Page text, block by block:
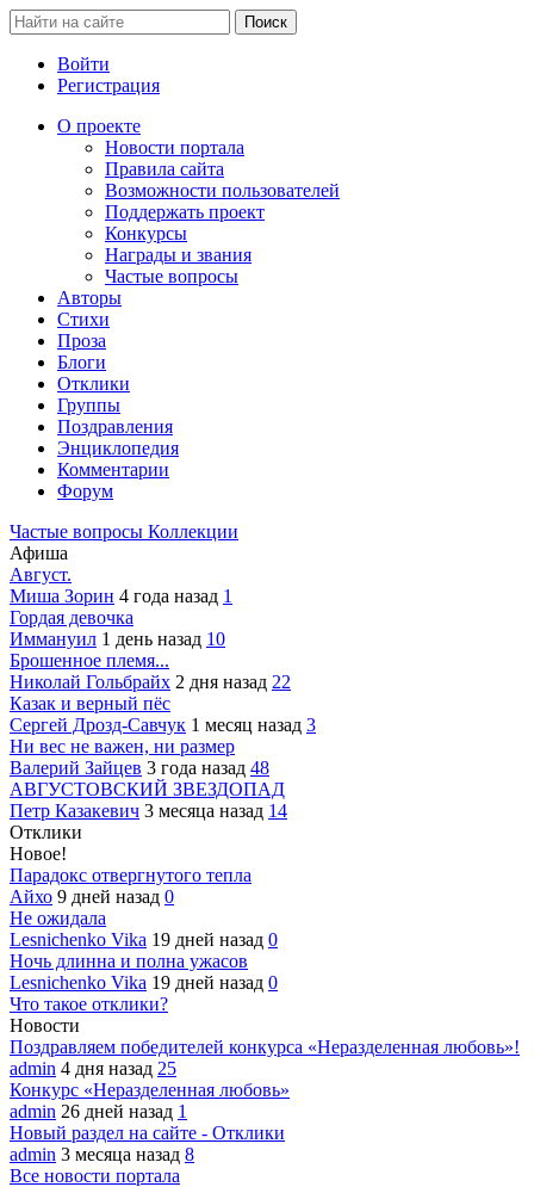
Войти
Регистрация
О проекте
Новости портала
Правила сайта
Возможности пользователей
Поддержать проект
Конкурсы
Награды и звания
Частые вопросы
Авторы
Стихи
Проза
Блоги
Отклики
Группы
Поздравления
Энциклопедия
Комментарии
Форум
Частые вопросы Коллекции
Афиша
Август.
Миша Зорин 4 года назад 1
Гордая девочка
Иммануил 1 день назад 10
Брошенное племя...
Николай Гольбрайх 2 дня назад 22
Казак и верный пёс
Сергей Дрозд-Савчук 1 месяц назад 3
Ни вес не важен, ни размер
Валерий Зайцев 3 года назад 48
АВГУСТОВСКИЙ ЗВЕЗДОПАД
Петр Казакевич 3 месяца назад 14
Отклики
Новое!
Парадокс отвергнутого тепла
Айхо 9 дней назад 0
Не ожидала
Lesnichenko Vika 19 дней назад 0
Ночь длинна и полна ужасов
Lesnichenko Vika 19 дней назад 0
Что такое отклики?
Новости
Поздравляем победителей конкурса «Неразделенная любовь»!
admin 4 дня назад 25
Конкурс «Неразделенная любовь»
admin 26 дней назад 1
Новый раздел на сайте - Отклики
admin 3 месяца назад 8
Все новости портала